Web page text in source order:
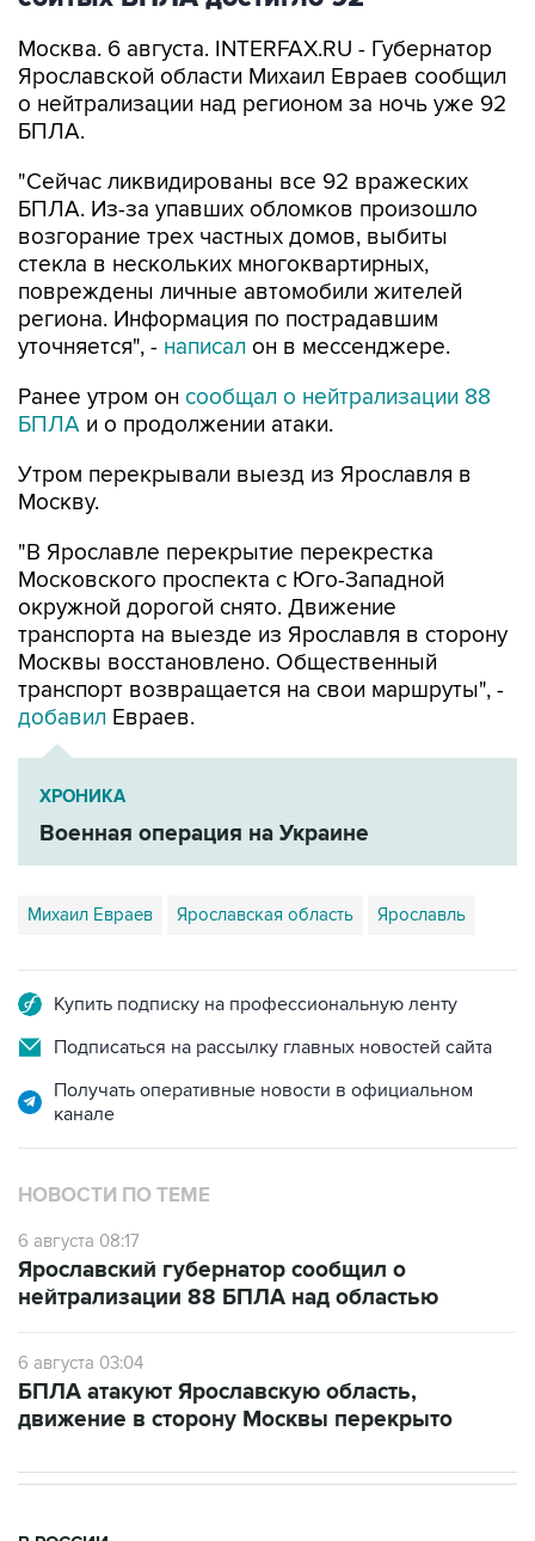
Москва. 6 августа. INTERFAX.RU - Губернатор
Ярославской области Михаил Евраев сообщил
о нейтрализации над регионом за ночь уже 92
БПЛА.
"Сейчас ликвидированы все 92 вражеских
БПЛА. Из-за упавших обломков произошло
возгорание трех частных домов, выбиты
стекла в нескольких многоквартирных,
повреждены личные автомобили жителей
региона. Информация по пострадавшим
уточняется", - написал он в мессенджере.
Ранее утром он сообщал о нейтрализации 88
БПЛА и о продолжении атаки.
Утром перекрывали выезд из Ярославля в
Москву.
"В Ярославле перекрытие перекрестка
Московского проспекта с Юго-Западной
окружной дорогой снято. Движение
транспорта на выезде из Ярославля в сторону
Москвы восстановлено. Общественный
транспорт возвращается на свои маршруты", -
добавил Евраев.
ХРОНИКА
Военная операция на Украине
Михаил Евраев Ярославская область Ярославль
Купить подписку на профессиональную ленту
Подписаться на рассылку главных новостей сайта
Получать оперативные новости в официальном
канале
НОВОСТИ ПО ТЕМЕ
6 августа 08:17
Ярославский губернатор сообщил о
нейтрализации 88 БПЛА над областью
6 августа 03:04
БПЛА атакуют Ярославскую область,
движение в сторону Москвы перекрыто